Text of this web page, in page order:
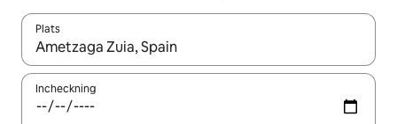
Plats
När resultaten är tillgängliga kan du navigera med upp- och
Incheckning